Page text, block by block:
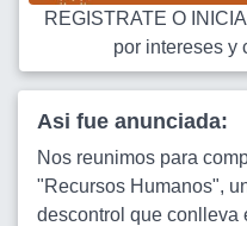
REGISTRATE O
por intereses y
Asi fue anunciada:
Nos reunimos para
"Recursos Humanos",
descontrol que conlleva